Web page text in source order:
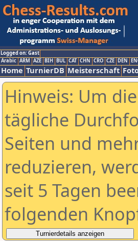
Logged on: Gast
Arabic ARM AZE BIH BUL CAT CHN CRO CZE DEN
Home TurnierDB Meisterschaft
Hinweis: Um
tägliche
Seiten und
reduzieren,
seit 5 Tagen
folgenden